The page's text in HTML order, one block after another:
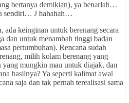
bertanya demikian), ya benarlah…
sendiri… J hahahah…
ada keinginan untuk berenang secara
dan untuk menambah tinggi badan
pertumbuhan). Rencana sudah
milih kolam berenang yang
yang mungkin mau untuk diajak, dan
hasilnya? Ya seperti kalimat awal
saja dan tak pernah terealisasi sama